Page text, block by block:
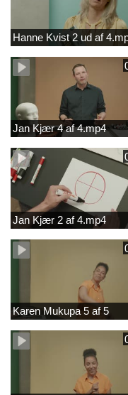
Hanne Kvist 2 ud af
Jan Kjær 4 af 4.mp4
Jan Kjær 2 af 4.mp4
Karen Mukupa 5 af 5